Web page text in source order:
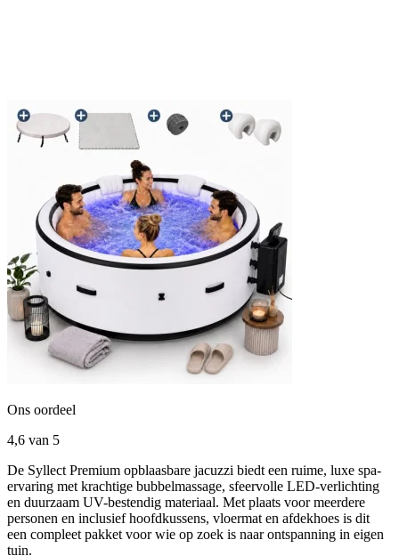
Ons oordeel
4,6 van 5
De Syllect Premium opblaasbare jacuzzi biedt een ruime, luxe spa-
ervaring met krachtige bubbelmassage, sfeervolle LED-verlichting
en duurzaam UV-bestendig materiaal. Met plaats voor meerdere
personen en inclusief hoofdkussens, vloermat en afdekhoes is dit
een compleet pakket voor wie op zoek is naar ontspanning in eigen
tuin.